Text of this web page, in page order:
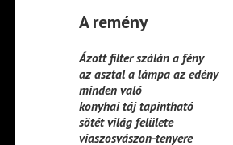
A remény
Ázott filter szálán a fény
az asztal a lámpa az edény
minden való
konyhai táj tapintható
sötét világ felülete
viaszosvászon-tenyere